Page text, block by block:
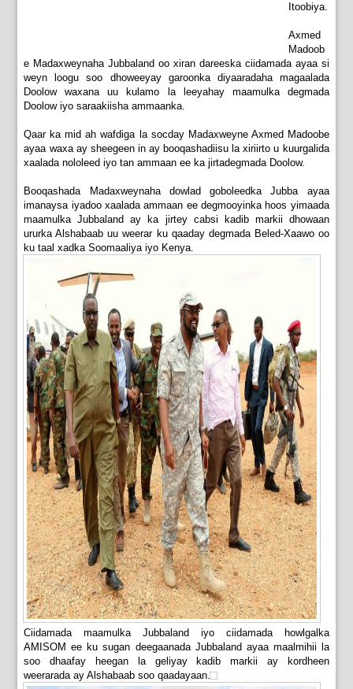
Itoobiya.
Axmed
Madoob
e Madaxweynaha Jubbaland oo xiran dareeska ciidamada ayaa si
weyn loogu soo dhoweeyay garoonka diyaaradaha magaalada
Doolow waxana uu kulamo la leeyahay maamulka degmada
Doolow iyo saraakiisha ammaanka.
Qaar ka mid ah wafdiga la socday Madaxweyne Axmed Madoobe
ayaa waxa ay sheegeen in ay booqashadiisu la xiriirto u kuurgalida
xaalada nololeed iyo tan ammaan ee ka jirtadegmada Doolow.
Booqashada Madaxweynaha dowlad goboleedka Jubba ayaa
imanaysa iyadoo xaalada ammaan ee degmooyinka hoos yimaada
maamulka Jubbaland ay ka jirtey cabsi kadib markii dhowaan
ururka Alshabaab uu weerar ku qaaday degmada Beled-Xaawo oo
ku taal xadka Soomaaliya iyo Kenya.
Ciidamada maamulka Jubbaland iyo ciidamada howlgalka
AMISOM ee ku sugan deegaanada Jubbaland ayaa maalmihii la
soo dhaafay heegan la geliyay kadib markii ay kordheen
weerarada ay Alshabaab soo qaadayaan.